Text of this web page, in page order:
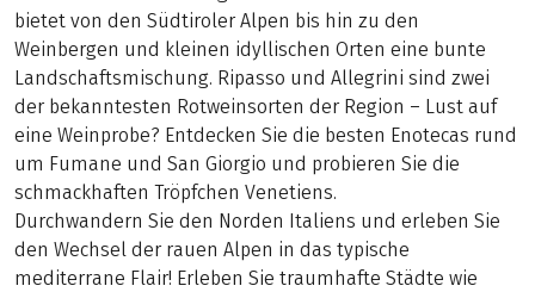
bietet von den Südtiroler Alpen bis hin zu den
Weinbergen und kleinen idyllischen Orten eine bunte
Landschaftsmischung. Ripasso und Allegrini sind zwei
der bekanntesten Rotweinsorten der Region – Lust auf
eine Weinprobe? Entdecken Sie die besten Enotecas rund
um Fumane und San Giorgio und probieren Sie die
schmackhaften Tröpfchen Venetiens.
Durchwandern Sie den Norden Italiens und erleben Sie
den Wechsel der rauen Alpen in das typische
mediterrane Flair! Erleben Sie traumhafte Städte wie